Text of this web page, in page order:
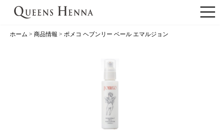
ホーム > 商品情報 > ポメコ ヘブンリー ベール エマルジョン